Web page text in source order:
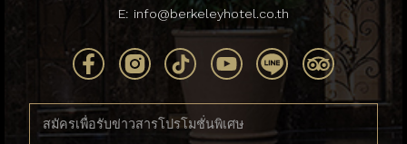
E: info@berkeleyhotel.co.th